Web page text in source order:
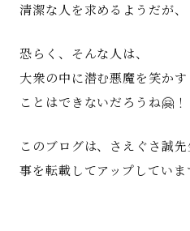
清潔な人を求めるようだが、
恐らく、そんな人は、
大衆の中に潜む悪魔を笑かす
ことはできないだろうね🤗！
このブログは、さえぐさ誠
事を転載してアップしていま